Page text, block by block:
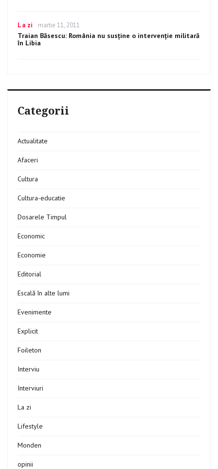
Categories
La zi
Posted
on
martie 11, 2011
Traian Băsescu: România nu susţine o intervenţie militară
în Libia
Categorii
Actualitate
Afaceri
Cultura
Cultura-educatie
Dosarele Timpul
Economic
Economie
Editorial
Escală în alte lumi
Evenimente
Explicit
Foileton
Interviu
Interviuri
La zi
Lifestyle
Monden
opinii